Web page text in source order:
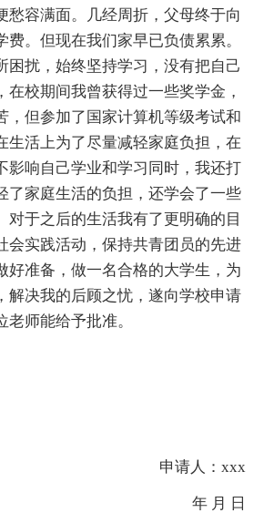
愁容满面。几经周折，父母终于向
。但现在我们家早已负债累累。
困扰，始终坚持学习，没有把自己
在校期间我曾获得过一些奖学金，
，但参加了国家计算机等级考试和
生活上为了尽量减轻家庭负担，在
影响自己学业和学习同时，我还打
了家庭生活的负担，还学会了一些
对于之后的生活我有了更明确的目
会实践活动，保持共青团员的先进
好准备，做一名合格的大学生，为
解决我的后顾之忧，遂向学校申请
师能给予批准。
申请人：xxx
年 月 日